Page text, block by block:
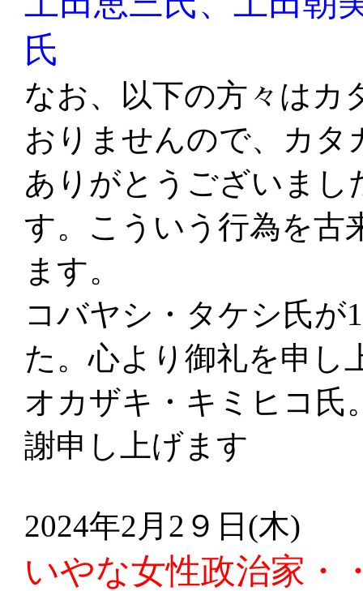
氏
なお、以下の方々はカ
おりませんので、カタ
ありがとうございまし
す。こういう行為を古
ます。
コバヤシ・タケシ氏が
た。心より御礼を申し
オカザキ・キミヒコ氏
謝申し上げます
2024年2月2９日(木)
いやな女性政治家・